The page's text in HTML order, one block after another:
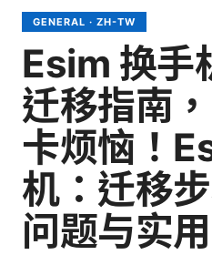
GENERAL · ZH-TW
Esim 换手
迁移指南
卡烦恼！
机：迁移
问题与实